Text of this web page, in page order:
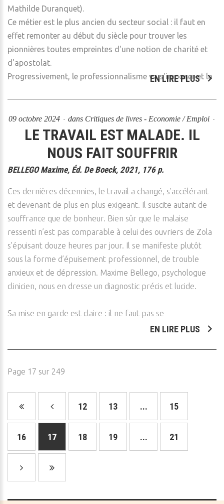
Mathilde Duranquet).
Ce métier est le plus ancien du secteur social : il faut en
effet remonter au début du siècle pour trouver les
pionnières toutes empreintes d'une notion de charité et
d'apostolat.
Progressivement, le professionnalisme va s'imposer et la
EN LIRE PLUS
09 octobre 2024 dans Critiques de livres - Economie / Emploi
LE TRAVAIL EST MALADE. IL
NOUS FAIT SOUFFRIR
BELLEGO Maxime, Éd. De Boeck, 2021, 176 p.
Ces dernières décennies, le travail a changé, s’accélérant
et devenant de plus en plus exigeant. Il suscite autant de
souffrance que de bonheur. Bien sûr que le malaise
ressenti n’est pas comparable à celui des ouvriers de Zola
s’épuisant douze heures par jour. Il se manifeste plutôt
sous la forme d’épuisement professionnel, de trouble
anxieux et de dépression. Maxime Bellego, psychologue
clinicien, nous en dresse un diagnostic précis et lucide.
Sa mise en garde est claire : il ne faut pas se
EN LIRE PLUS
Page 17 sur 249
12 13 ... 15
16 17 18 19 ... 21